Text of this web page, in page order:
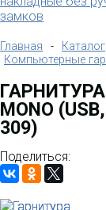
замков
Главная - Каталог
Компьютерные
ГАРНИТУРА
MONO
309)
Поделиться: